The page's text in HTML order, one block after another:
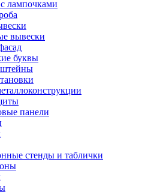
лампочками
вывески
буквы
панели
стенды и таблички